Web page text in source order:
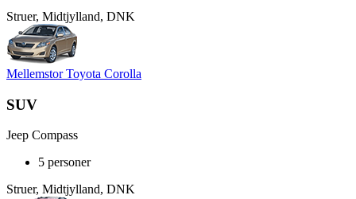
Struer, Midtjylland, DNK
Mellemstor Toyota Corolla
SUV
Jeep Compass
5 personer
Struer, Midtjylland, DNK